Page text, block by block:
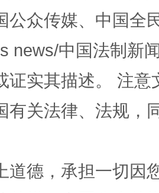
、麦地、白藏房 除
公众传媒、中国全
news/中国法制新
证实其描述。 注
有关法律、法规，
道德，承担一切因